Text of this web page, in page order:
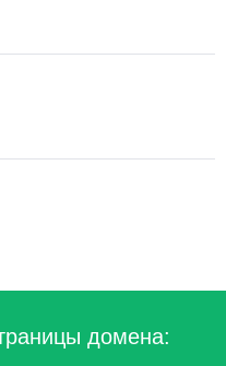
домена: